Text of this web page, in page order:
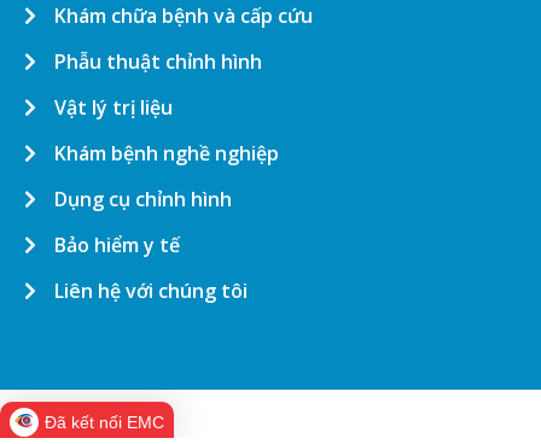
Khám chữa bệnh và cấp cứu
Phẫu thuật chỉnh hình
Vật lý trị liệu
Khám bệnh nghề nghiệp
Dụng cụ chỉnh hình
Bảo hiểm y tế
Liên hệ với chúng tôi
Đã kết nối EMC